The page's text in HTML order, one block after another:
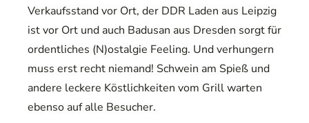
Verkaufsstand vor Ort, der DDR Laden aus Leipzig
ist vor Ort und auch Badusan aus Dresden sorgt für
ordentliches (N)ostalgie Feeling. Und verhungern
muss erst recht niemand! Schwein am Spieß und
andere leckere Köstlichkeiten vom Grill warten
ebenso auf alle Besucher.